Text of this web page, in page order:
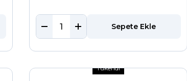
Sepete Ekle
Tükendi